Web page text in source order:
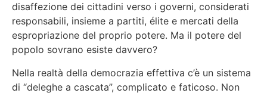
disaffezione dei cittadini verso i governi, considerati
responsabili, insieme a partiti, élite e mercati della
espropriazione del proprio potere. Ma il potere del
popolo sovrano esiste davvero?
Nella realtà della democrazia effettiva c’è un sistema
di “deleghe a cascata”, complicato e faticoso. Non